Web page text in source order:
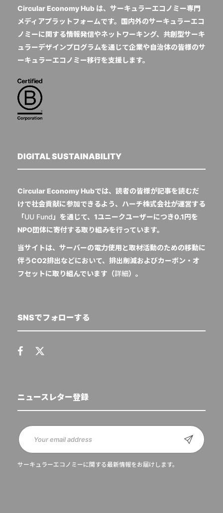
Circular Economy Hub は、サーキュラーエコノミー専門
メディアプラットフォームです。国内外のサーキュラーエコ
ノミーに関する情報発信やネットワーキング、共創型サーキ
ュラーデザインプログラムを通じて企業や自治体の皆様のサ
ーキュラーエコノミー移行を支援します。
DIGITAL SUSTAINABILITY
Circular Economy Hubでは、読者の皆様が記事を読むだ
けで社会貢献に参加できるよう、ハーチ株式会社が運営する
「UU Fund 」を通じて、1ユニークユーザーにつき0.1円を
NPO団体に寄付する取り組みを行っています。
当サイトは、サーバーの電力使用と取材活動のための移動に
伴うCO2排出などにおいて、排出削減およびカーボン・オ
フセットに取り組んでいます（詳細）。
SNSでフォローする
ニュースレター登録
サーキュラーエコノミーに関する最新情報をお届けします。